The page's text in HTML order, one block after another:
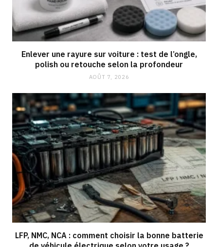
Enlever une rayure sur voiture : test de l’ongle,
polish ou retouche selon la profondeur
AOÛT 7, 2026
LFP, NMC, NCA : comment choisir la bonne batterie